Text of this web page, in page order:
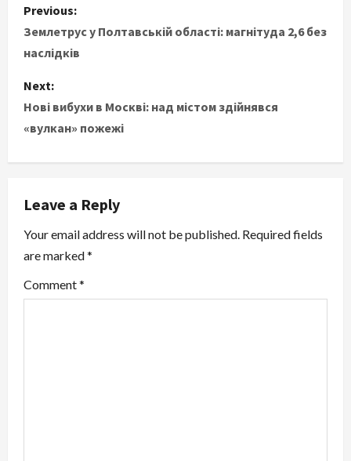
o
t
n
a
v
i
g
a
Previous:
Землетрус у Полтавській області: магнітуда 2,6 без
наслідків
Next:
Нові вибухи в Москві: над містом здійнявся
«вулкан» пожежі
Leave a Reply
Your email address will not be published. Required fields
are marked*
Comment*